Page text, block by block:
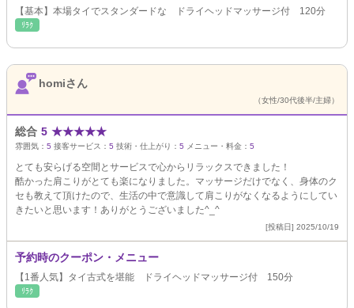
【基本】本場タイでスタンダードな ドライヘッドマッサージ付 120分
ﾘﾗｸ
homiさん
（女性/30代後半/主婦）
総合 5 ★★★★★
雰囲気： 5 接客サービス： 5 技術・仕上がり： 5 メニュー・料金： 5
とても安らげる空間とサービスで心からリラックスできました！
酷かった肩こりがとても楽になりました。マッサージだけでなく、身体のク
セも教えて頂けたので、生活の中で意識して肩こりがなくなるようにしてい
きたいと思います！ありがとうございました^_^
[投稿日] 2025/10/19
予約時のクーポン・メニュー
【1番人気】タイ古式を堪能 ドライヘッドマッサージ付 150分
ﾘﾗｸ